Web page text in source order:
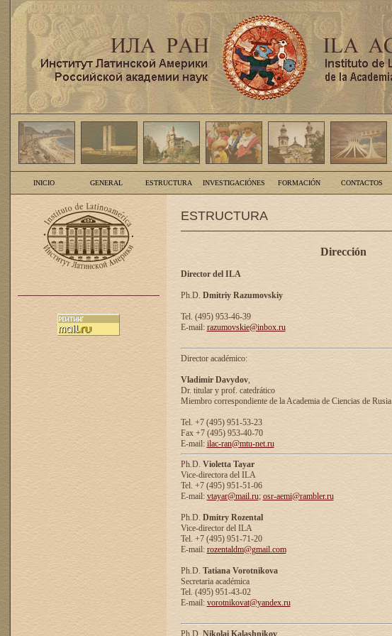
INICIO GENERAL ESTRUCTURA INVESTIGACIÓNES FORMACIÓN CONTACTOS
ESTRUCTURA
Dirección
Director del ILA
Ph.D. Dmitriy Razumovskiy
Tel. (495) 953-46-39
E-mail: razumovskie@inbox.ru
Director académico:
Vladimir Davydov,
Dr. titular y prof. catedrático
Miembro correspondiente de la Academia de Ciencias de Rusia
Tel. +7 (495) 951-53-23
Fax +7 (495) 953-40-70
E-mail: ilac-ran@mtu-net.ru
Ph.D. Violetta Tayar
Vice-directora del ILA
Tel. +7 (495) 951-51-06
E-mail: vtayar@mail.ru; osr-aemi@rambler.ru
Ph.D. Dmitry Rozental
Vice-director del ILA
Tel. +7 (495) 951-71-20
E-mail: rozentaldm@gmail.com
Ph.D. Tatiana Vorotnikova
Secretaria académica
Tel. (495) 951-43-02
E-mail: vorotnikovat@yandex.ru
Ph.D. Nikolai Kalashnikov